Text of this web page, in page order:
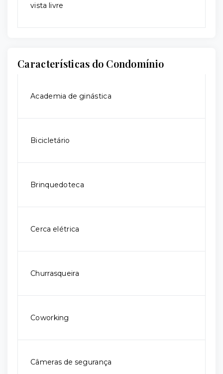
vista livre
Características do Condomínio
Academia de ginástica
Bicicletário
Brinquedoteca
Cerca elétrica
Churrasqueira
Coworking
Câmeras de segurança